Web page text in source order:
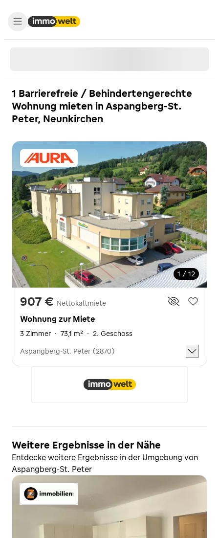
1 Barrierefreie / Behindertengerechte
Wohnung mieten in Aspangberg-St.
Peter, Neunkirchen
1 / 12
907 € Nettokaltmiete
Wohnung zur Miete
3 Zimmer · 73,1 m² · 2. Geschoss
Aspangberg-St. Peter (2870)
Weitere Ergebnisse in der Nähe
Entdecke weitere Ergebnisse in der Umgebung von
Aspangberg-St. Peter